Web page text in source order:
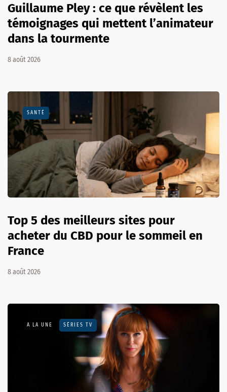
Guillaume Pley : ce que révèlent les
témoignages qui mettent l’animateur
dans la tourmente
8 août 2026
SANTÉ
Top 5 des meilleurs sites pour
acheter du CBD pour le sommeil en
France
8 août 2026
A LA UNE SÉRIES TV